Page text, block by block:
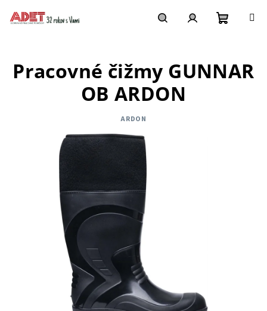
košík
Pracovné čižmy GUNNAR
OB ARDON
ARDON